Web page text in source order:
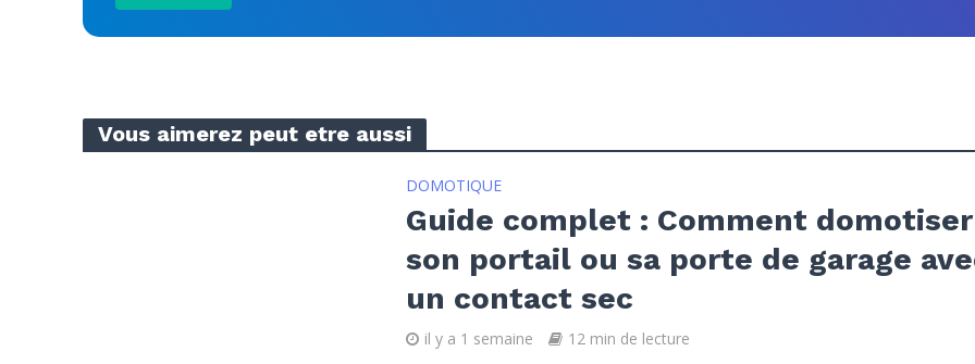
Vous aimerez peut etre aussi
DOMOTIQUE
Guide complet : Comment domotiser
son portail ou sa porte de garage
un contact sec
il y a 1 semaine 12 min de lecture